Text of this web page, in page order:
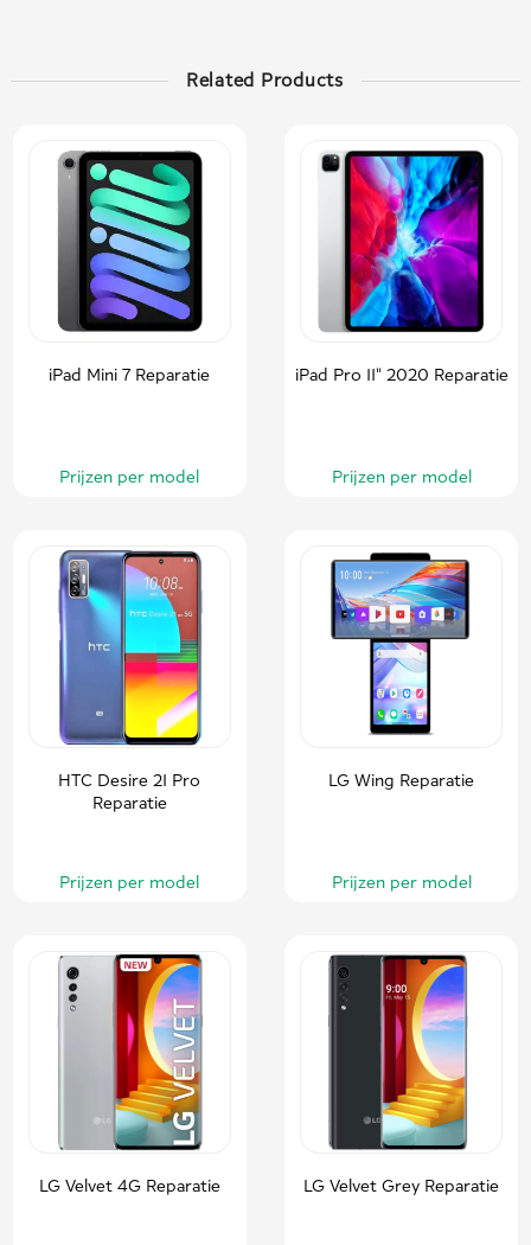
Related Products
iPad Mini 7 Reparatie
Prijzen per model
iPad Pro 11" 2020 Reparatie
Prijzen per model
HTC Desire 21 Pro
Reparatie
Prijzen per model
LG Wing Reparatie
Prijzen per model
LG Velvet 4G Reparatie LG Velvet Grey Reparatie